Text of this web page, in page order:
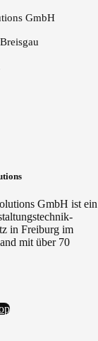
GmbH
GmbH ist ein
in Freiburg im
mit über 70